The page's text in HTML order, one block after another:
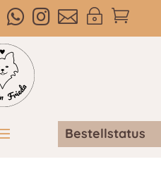

~



Bestellstatus